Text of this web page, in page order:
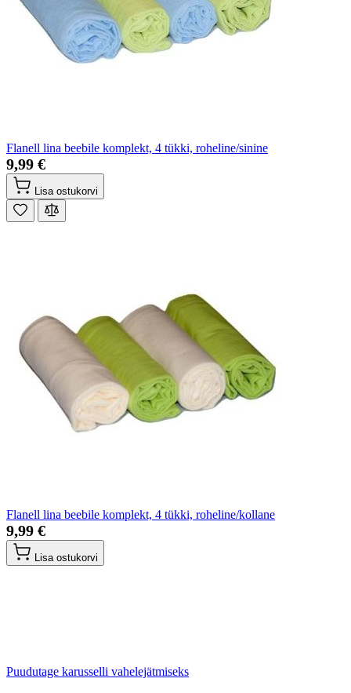
Flanell lina beebile komplekt, 4 tükki, roheline/sinine
9,99 €
Lisa ostukorvi
Flanell lina beebile komplekt, 4 tükki, roheline/kollane
9,99 €
Lisa ostukorvi
Puudutage karusselli vahelejätmiseks